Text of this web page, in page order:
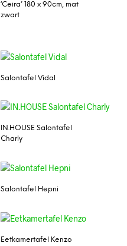
‘Ceira’ 180 x 90cm, mat
zwart
Salontafel Vidal
IN.HOUSE Salontafel
Charly
Salontafel Hepni
Eetkamertafel Kenzo